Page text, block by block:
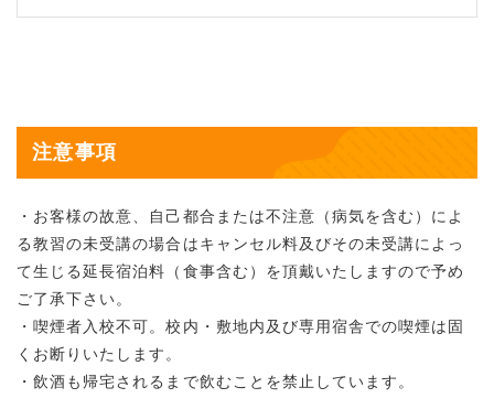
注意事項
・お客様の故意、自己都合または不注意（病気を含む）によ
る教習の未受講の場合はキャンセル料及びその未受講によっ
て生じる延長宿泊料（食事含む）を頂戴いたしますので予め
ご了承下さい。
・喫煙者入校不可。校内・敷地内及び専用宿舎での喫煙は固
くお断りいたします。
・飲酒も帰宅されるまで飲むことを禁止しています。